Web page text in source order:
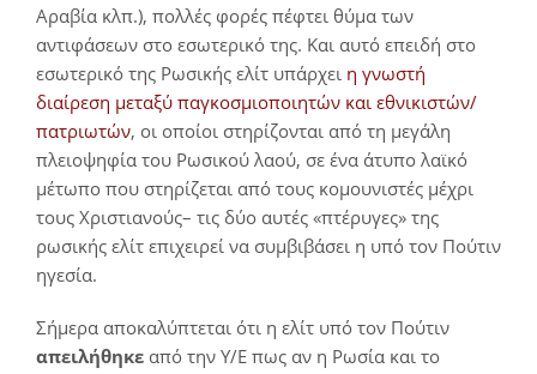
Αραβία κλπ.), πολλές φορές πέφτει θύμα των
αντιφάσεων στο εσωτερικό της. Και αυτό επειδή στο
εσωτερικό της Ρωσικής ελίτ υπάρχει η γνωστή
διαίρεση μεταξύ παγκοσμιοποιητών και εθνικιστών/
πατριωτών, οι οποίοι στηρίζονται από τη μεγάλη
πλειοψηφία του Ρωσικού λαού, σε ένα άτυπο λαϊκό
μέτωπο που στηρίζεται από τους κομουνιστές μέχρι
τους Χριστιανούς– τις δύο αυτές «πτέρυγες» της
ρωσικής ελίτ επιχειρεί να συμβιβάσει η υπό τον Πούτιν
ηγεσία.
Σήμερα αποκαλύπτεται ότι η ελίτ υπό τον Πούτιν
απειλήθηκε από την Υ/Ε πως αν η Ρωσία και το